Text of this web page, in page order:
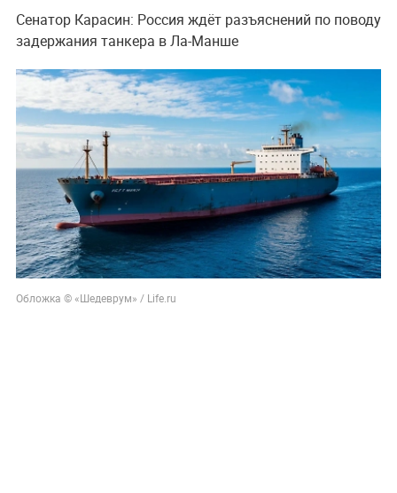
Сенатор Карасин: Россия ждёт разъяснений по поводу
задержания танкера в Ла-Манше
Обложка © «Шедеврум» / Life.ru